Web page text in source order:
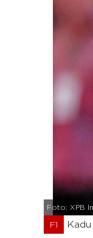
Foto: XPB
F1